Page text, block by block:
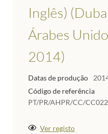
Inglês)
Árabes
2014)
Datas de produção
Código de referência
PT/PR/AHPR/CC/
Ver registo